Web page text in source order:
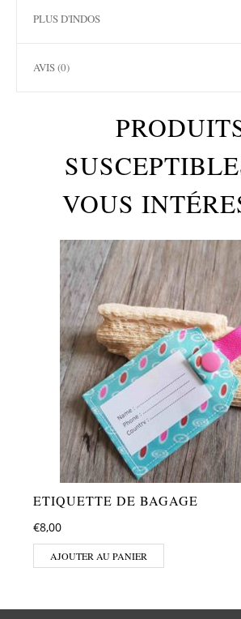
PLUS D'INDOS
AVIS (0)
VOUS
ETIQUETTE DE BAGAGE
€8,00
AJOUTER AU PANIER